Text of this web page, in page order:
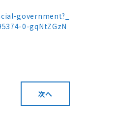
government?_
0-gqNtZGzN
次へ